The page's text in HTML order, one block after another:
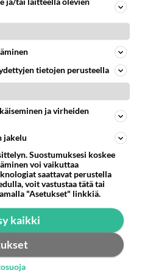
kokemusta on
Kommentoi
tietojen perusteella
ja virheiden
jakelu
Suostumuksesi koskee
voi vaikuttaa
saattavat perustella
voit vastustaa tätä tai
"Asetukset" linkkiä.
kaikki